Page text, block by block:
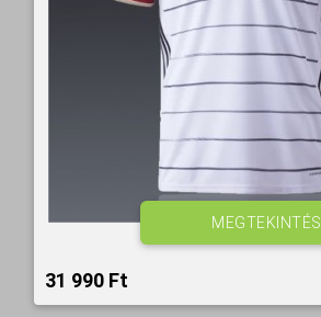
31 990 Ft‎
MEGTEKINTÉS